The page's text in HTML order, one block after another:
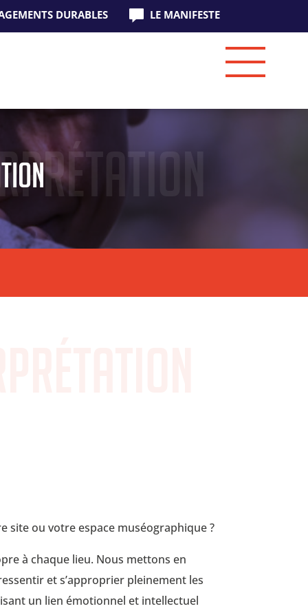
DURABLES LE MANIFESTE
site ou votre espace muséographique ?
à chaque lieu. Nous mettons en
et s’approprier pleinement les
un lien émotionnel et intellectuel